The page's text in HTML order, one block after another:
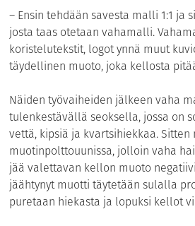
– Ensin tehdään savesta malli 1:1 ja
josta taas otetaan vahamalli.
koristelutekstit, logot ynnä muut
täydellinen muoto, joka kellosta
Näiden työvaiheiden jälkeen vaha
tulenkestävällä seoksella, jossa on
vettä, kipsiä ja kvartsihiekkaa.
muotinpolttouunissa, jolloin vaha
jää valettavan kellon muoto
jäähtynyt muotti täytetään sulalla
puretaan hiekasta ja lopuksi kellot